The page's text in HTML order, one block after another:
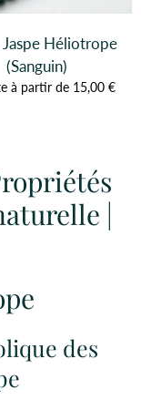
Jaspe Héliotrope
(Sanguin)
à partir de 15,00 €
|
des